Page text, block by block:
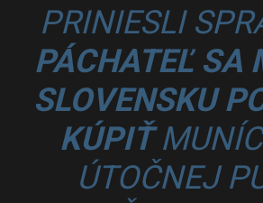
PRINIESLI
PÁCHATEĽ SA
SLOVENSKU
KÚPIŤ
ÚTOČNEJ